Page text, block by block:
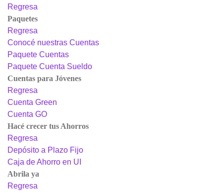
Regresa
Paquetes
Regresa
Conocé nuestras Cuentas
Paquete Cuentas
Paquete Cuenta Sueldo
Cuentas para Jóvenes
Regresa
Cuenta Green
Cuenta GO
Hacé crecer tus Ahorros
Regresa
Depósito a Plazo Fijo
Caja de Ahorro en UI
Abrila ya
Regresa